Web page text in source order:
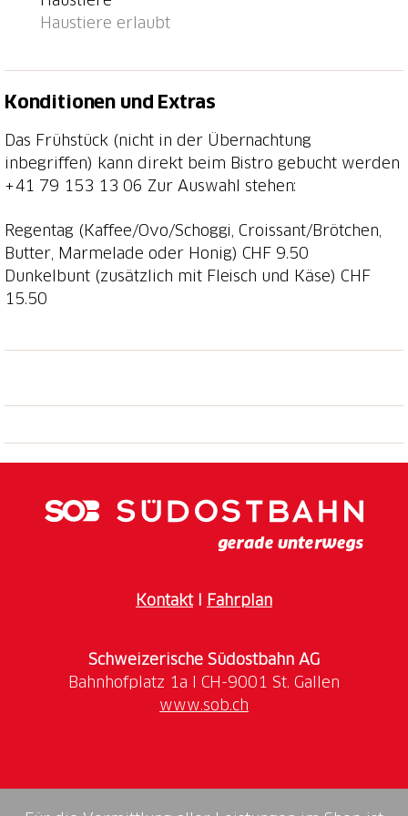
Fahrzeugmuseum. Das einzigartige Gebäude liegt am
und oben. Perfekt, um vom Bistrostuhl aus dem
emsigen Treiben zuzuschauen. Fast wie in einem
Pariser Strassencafé, nur ein paar Dezibel lauter.
Die Markthalle Altenrhein ist das einzige Gebäude
Schweiz gebaut wurde. Im B&B Kugelturm bietet sich
die einzigartige und seltene Gelegenheit, in einem
Haus des österreichischen Künstlers zu übernachten.
Und zwar in einem 2-stöckigen Appartment, das für
Haustiere erlaubt
Konditionen und Extras
Das Frühstück (nicht in der Übernachtung
inbegriffen) kann direkt beim Bistro gebucht werden
+41 79 153 13 06 Zur Auswahl stehen:
Regentag (Kaffee/Ovo/Schoggi, Croissant/Brötchen,
Butter, Marmelade oder Honig) CHF 9.50
Dunkelbunt (zusätzlich mit Fleisch und Käse) CHF
15.50
KontaktI Fahrplan
Schweizerische Südostbahn AG
www.sob.ch